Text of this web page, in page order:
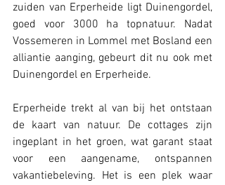
zuiden van Erperheide ligt Duinengordel,
goed voor 3000 ha topnatuur. Nadat
Vossemeren in Lommel met Bosland een
alliantie aanging, gebeurt dit nu ook met
Duinengordel en Erperheide.
Erperheide trekt al van bij het ontstaan
de kaart van natuur. De cottages zijn
ingeplant in het groen, wat garant staat
voor een aangename, ontspannen
vakantiebeleving. Het is een plek waar